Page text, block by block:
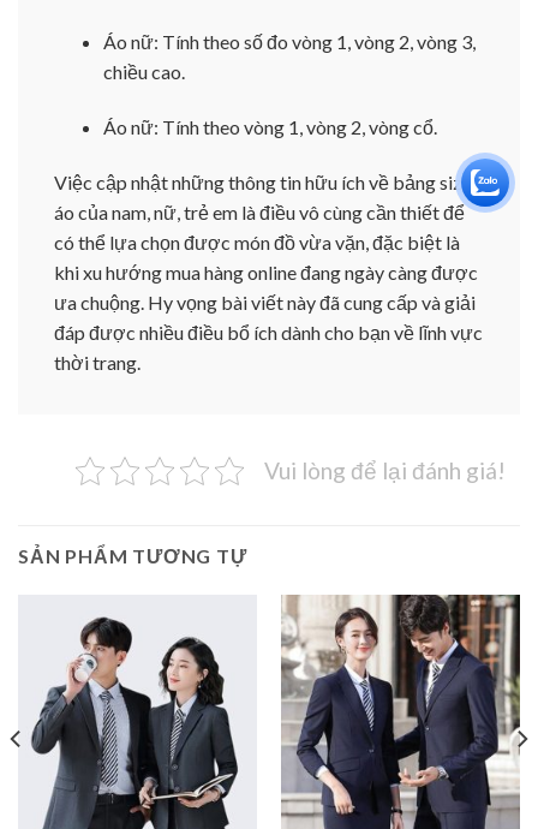
Áo nữ: Tính theo số đo vòng 1, vòng 2, vòng 3,
chiều cao.
Áo nữ: Tính theo vòng 1, vòng 2, vòng cổ.
Việc cập nhật những thông tin hữu ích về bảng size
áo của nam, nữ, trẻ em là điều vô cùng cần thiết để
có thể lựa chọn được món đồ vừa vặn, đặc biệt là
khi xu hướng mua hàng online đang ngày càng được
ưa chuộng. Hy vọng bài viết này đã cung cấp và giải
đáp được nhiều điều bổ ích dành cho bạn về lĩnh vực
thời trang.
Vui lòng để lại đánh giá!
SẢN PHẨM TƯƠNG TỰ